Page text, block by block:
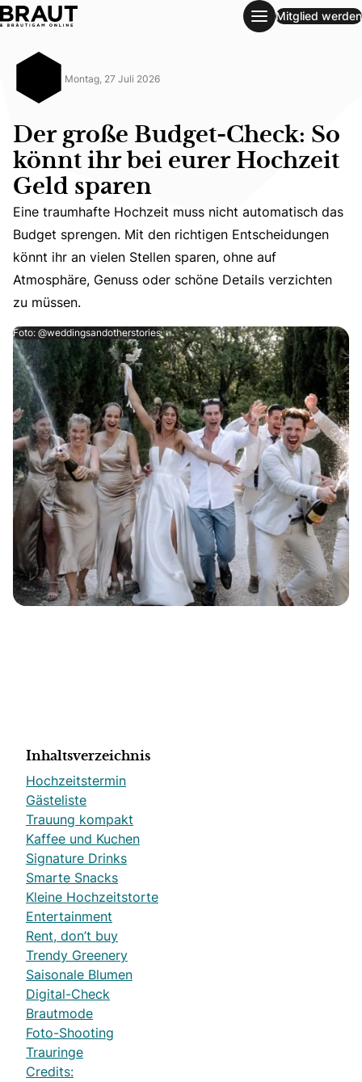
Der große Budget-Check: So könnt ihr bei eurer Hochzeit
Mitglied werden
Montag, 27 Juli 2026
Der große Budget-Check: So
könnt ihr bei eurer Hochzeit
Geld sparen
Eine traumhafte Hochzeit muss nicht automatisch das
Eine traumhafte Hochzeit muss nicht automatisch das
Budget sprengen. Mit den richtigen Entscheidungen
könnt ihr an vielen Stellen sparen, ohne auf
Atmosphäre, Genuss oder schöne Details verzichten
zu müssen.
Foto: @weddingsandotherstories
Inhaltsverzeichnis
Hochzeitstermin
Gästeliste
Trauung kompakt
Kaffee und Kuchen
Signature Drinks
Smarte Snacks
Kleine Hochzeitstorte
Entertainment
Rent, don’t buy
Trendy Greenery
Saisonale Blumen
Digital-Check
Brautmode
Foto-Shooting
Trauringe
Credits: